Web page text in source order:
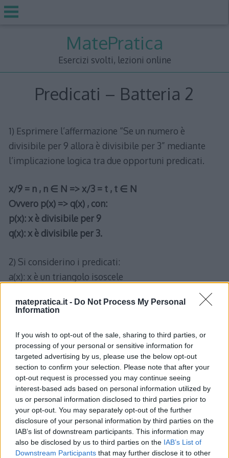
matepratica.it - Do Not Process My Personal
Information
If you wish to opt-out of the sale, sharing to third parties, or
processing of your personal or sensitive information for
targeted advertising by us, please use the below opt-out
section to confirm your selection. Please note that after your
opt-out request is processed you may continue seeing
interest-based ads based on personal information utilized by
us or personal information disclosed to third parties prior to
your opt-out. You may separately opt-out of the further
disclosure of your personal information by third parties on the
IAB’s list of downstream participants. This information may
also be disclosed by us to third parties on the IAB’s List of
Downstream Participants that may further disclose it to other
MatePratica
Esercizi svolti, lezioni online
Predicati – Batteria 2
1) Esprimere l’affermazione “Se un numero è
divisibile per 9 allora è divisibile per 3” mediante
l’implicazione logica tra due opportuni predicati.
x/9 = n , n ∈ N => x/3 = t , t ∈ N
Ovvero p(x) => q(x) , con:
p(x): x è divisibile per 9
q(x): x è divisibile per 3.
2) Si considerino i predicati:
a(x): x è un triangolo isoscele
a(x) e b(x) sono equivalenti?
Si perchè a(x) <=> b(x) , ovvero a(x) coimplica b(x).
a(x) è condizione necessaria e sufficiente per b(x).
b(x) è condizione necessaria e sufficiente per a(x).
3) Scrivere nel linguaggio comune la proposizione:
∀x, p(x) → q(x)
con p(x): x è multiplo di 10 , e q(x): x è multiplo di 5.
Ogni numero che è multiplo di 10 è anche multiplo di